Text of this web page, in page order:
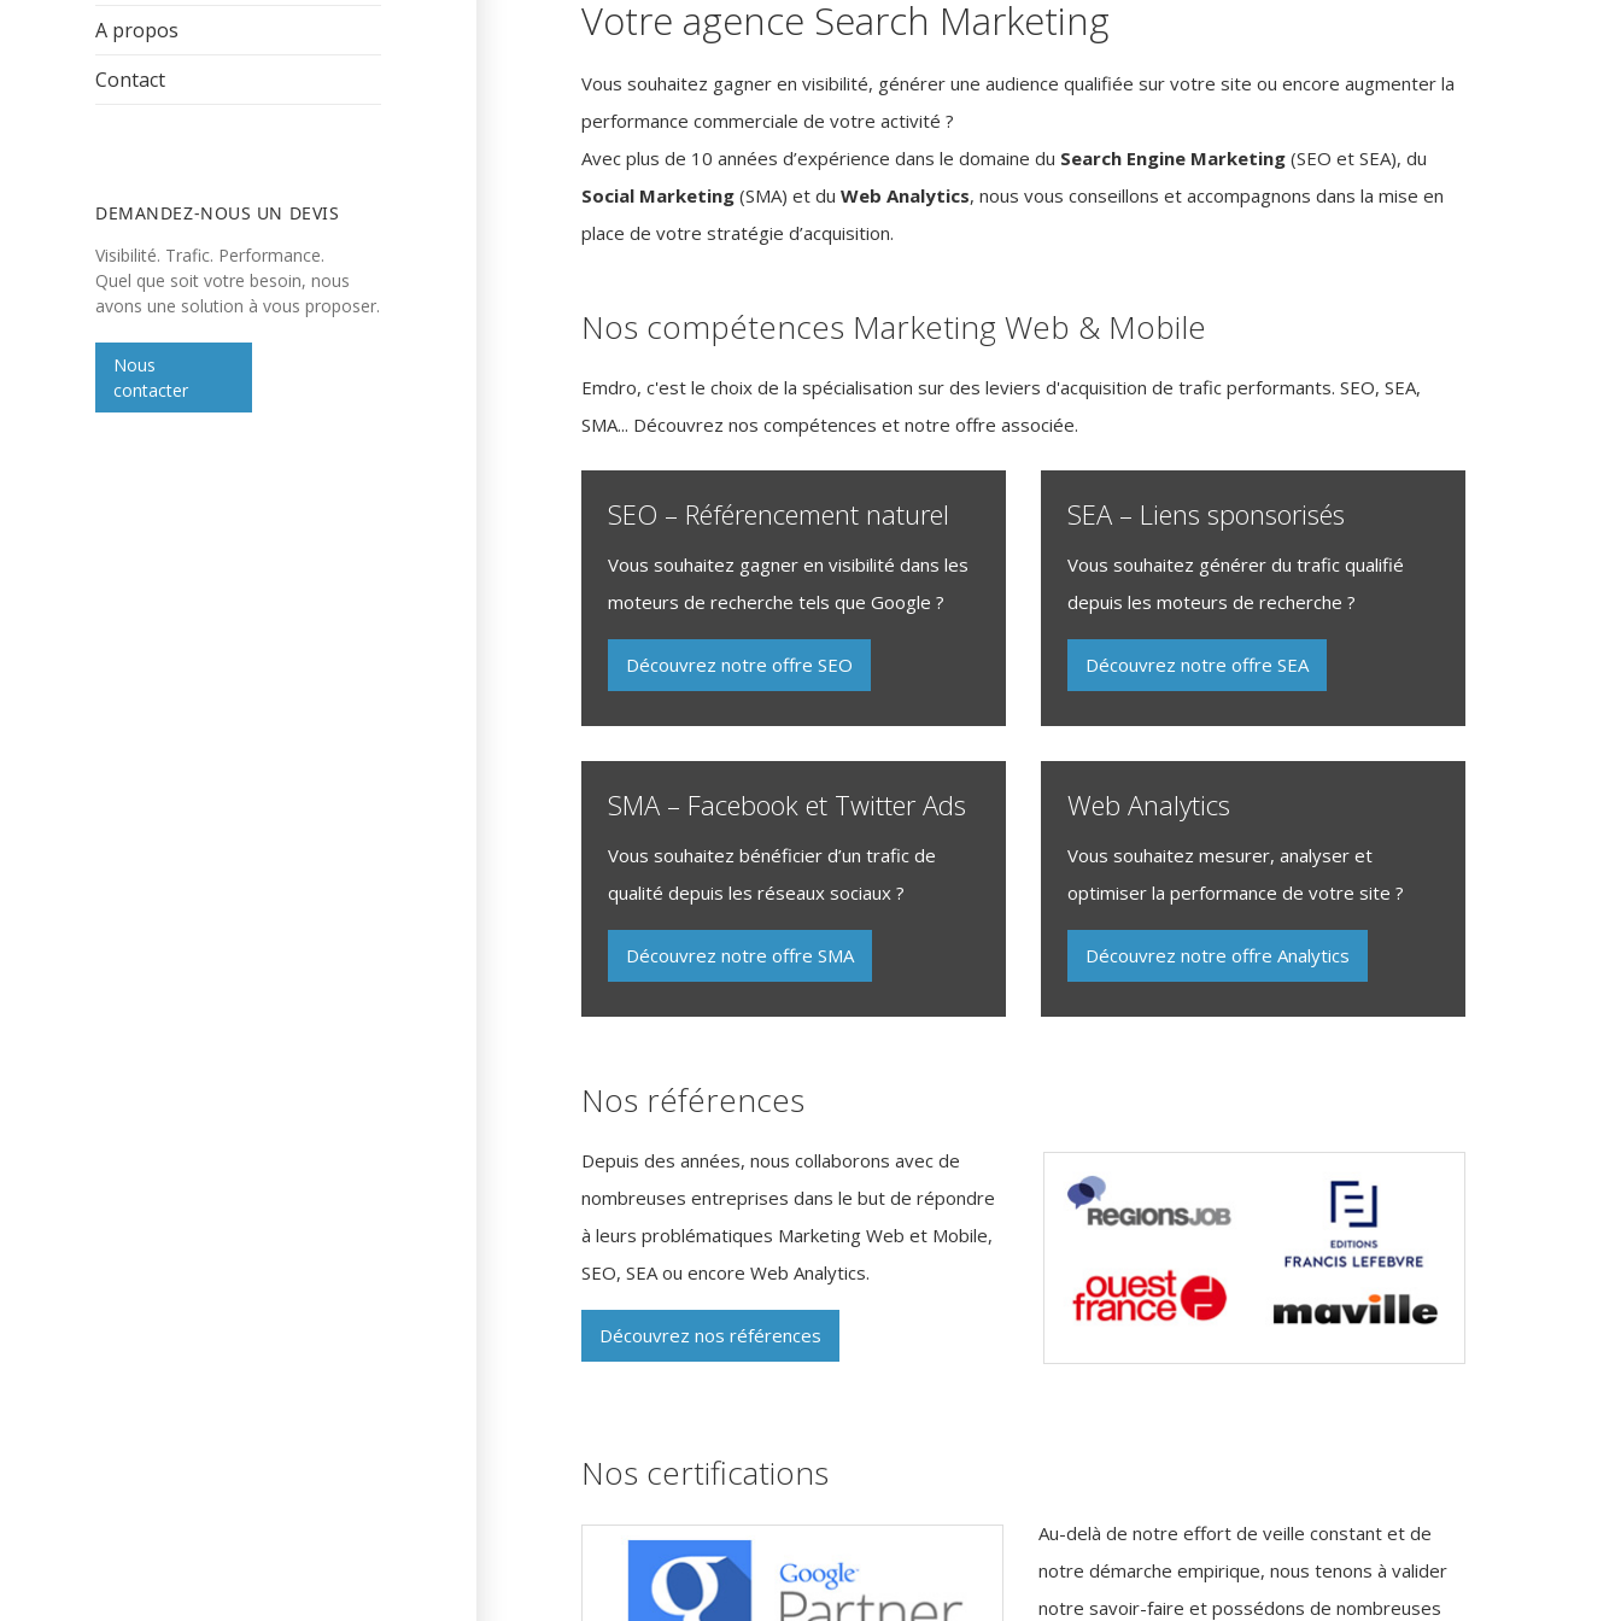
A propos
Contact
DEMANDEZ-NOUS UN DEVIS
Visibilité. Trafic. Performance.
Quel que soit votre besoin, nous
avons une solution à vous proposer.
Nous
contacter
Votre agence Search Marketing
Vous souhaitez gagner en visibilité, générer une audience qualifiée sur votre site ou encore augmenter la
performance commerciale de votre activité ?
Avec plus de 10 années d’expérience dans le domaine du Search Engine Marketing (SEO et SEA), du
Social Marketing (SMA) et duWeb Analytics, nous vous conseillons et accompagnons dans la mise en
place de votre stratégie d’acquisition.
Nos compétences Marketing Web & Mobile
Emdro, c'est le choix de la spécialisation sur des leviers d'acquisition de trafic performants. SEO, SEA,
SMA... Découvrez nos compétences et notre offre associée.
SEO – Référencement naturel
Vous souhaitez gagner en visibilité dans les
moteurs de recherche tels que Google ?
Découvrez notre offre SEO
SEA – Liens sponsorisés
Vous souhaitez générer du trafic qualifié
depuis les moteurs de recherche ?
Découvrez notre offre SEA
SMA – Facebook et Twitter Ads
Vous souhaitez bénéficier d’un trafic de
qualité depuis les réseaux sociaux ?
Découvrez notre offre SMA
Web Analytics
Vous souhaitez mesurer, analyser et
optimiser la performance de votre site ?
Découvrez notre offre Analytics
Nos références
Depuis des années, nous collaborons avec de
nombreuses entreprises dans le but de répondre
à leurs problématiques Marketing Web et Mobile,
SEO, SEA ou encore Web Analytics.
Découvrez nos références
Nos certifications
Au-delà de notre effort de veille constant et de
notre démarche empirique, nous tenons à valider
notre savoir-faire et possédons de nombreuses